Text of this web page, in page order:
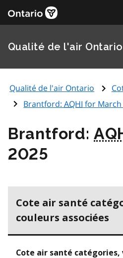
Qualité de l'air Ontario
Qualité de l'air Ontario
Brantford:AQHI for March
Brantford:
2025
Cote air santé
couleurs associées
Cote air santé catégories,